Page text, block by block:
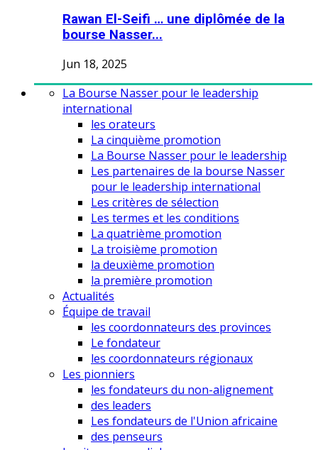
Rawan El-Seifi … une diplômée de la
bourse Nasser...
Jun 18, 2025
La Bourse Nasser pour le leadership
international
les orateurs
La cinquième promotion
La Bourse Nasser pour le leadership
Les partenaires de la bourse Nasser
pour le leadership international
Les critères de sélection
Les termes et les conditions
La quatrième promotion
La troisième promotion
la deuxième promotion
la première promotion
Actualités
Équipe de travail
les coordonnateurs des provinces
Le fondateur
les coordonnateurs régionaux
Les pionniers
les fondateurs du non-alignement
des leaders
Les fondateurs de l'Union africaine
des penseurs